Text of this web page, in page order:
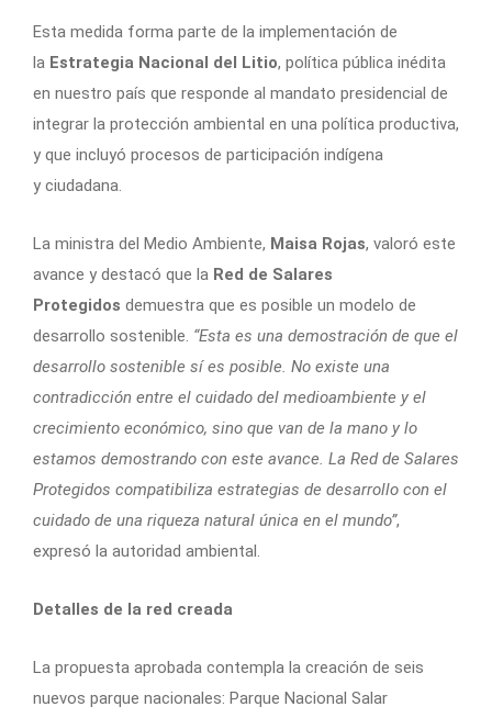
Esta medida forma parte de la implementación de
la Estrategia Nacional del Litio, política pública inédita
en nuestro país que responde al mandato presidencial de
integrar la protección ambiental en una política productiva,
y que incluyó procesos de participación indígena
y ciudadana.
La ministra del Medio Ambiente, Maisa Rojas, valoró este
avance y destacó que la Red de Salares
Protegidos demuestra que es posible un modelo de
desarrollo sostenible. “Esta es una demostración de que el
desarrollo sostenible sí es posible. No existe una
contradicción entre el cuidado del medioambiente y el
crecimiento económico, sino que van de la mano y lo
estamos demostrando con este avance. La Red de Salares
Protegidos compatibiliza estrategias de desarrollo con el
cuidado de una riqueza natural única en el mundo”,
expresó la autoridad ambiental.
Detalles de la red creada
La propuesta aprobada contempla la creación de seis
nuevos parque nacionales: Parque Nacional Salar